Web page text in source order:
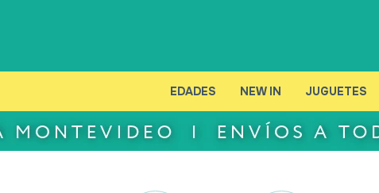
EDADES NEW IN JUGUETES